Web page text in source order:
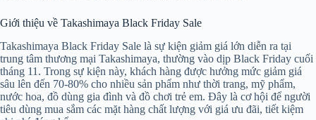
Giới thiệu về Takashimaya Black Friday Sale
Takashimaya Black Friday Sale là sự kiện giảm giá lớn diễn ra tại
trung tâm thương mại Takashimaya, thường vào dịp Black Friday cuối
tháng 11. Trong sự kiện này, khách hàng được hưởng mức giảm giá
sâu lên đến 70-80% cho nhiều sản phẩm như thời trang, mỹ phẩm,
nước hoa, đồ dùng gia đình và đồ chơi trẻ em. Đây là cơ hội để người
tiêu dùng mua sắm các mặt hàng chất lượng với giá ưu đãi, tiết kiệm